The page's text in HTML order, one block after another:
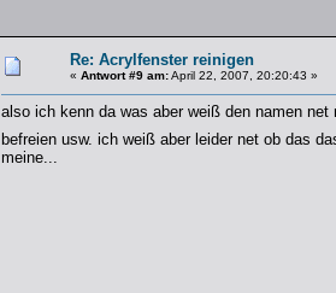
Re: Acrylfenster reinigen
« Antwort #9 am:April 22, 2007, 20:20:43 »
also ich kenn da was aber weiß den namen
befreien usw. ich weiß aber leider net ob das
meine...